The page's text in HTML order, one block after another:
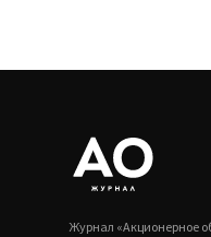
Журнал «Акционерное